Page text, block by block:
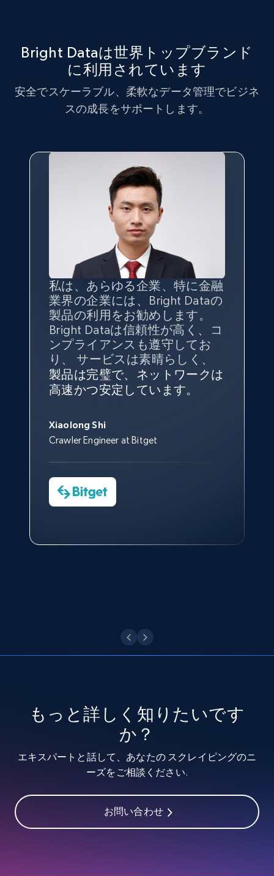
Bright Dataは世界トップブランド
に利用されています
安全でスケーラブル、柔軟なデータ管理でビジネ
スの成長をサポートします。
私は、あらゆる企業、特に金融
業界の企業には、Bright Dataの
製品の利用をお勧めします。
Bright Dataは信頼性が高く、コ
ンプライアンスも遵守してお
り、 サービスは素晴らしく、
製品は完璧で、ネットワークは
高速かつ安定しています。
Xiaolong Shi
Crawler Engineer at Bitget
インターネットから公開ウェブ
データを収集する機能なしで
は、ブランドがすべての媒体に
向けて紹介されたこと、またそ
の展開先を知りえることはでき
トなしでは急成長を遂げること
はできなかったでしょう。
Data Science Specialist
インターネットから公開ウェブ
データを収集する機能なしで
は、ブランドがすべての媒体に
向けて紹介されたこと、またそ
の展開先を知りえることはでき
ず、また、Bright Dataのサポー
トなしでは急成長を遂げること
はできなかったでしょう。
Sarah Melville
Media Director at YouGov Sport
私の経験から言えば、Bright
Dataのサービスは極めて貴重な
ものでした。Bright Dataのおか
げで、当社のニーズを満たすの
に十分な公開ウェブデータを収
サポートおよび開発スタッフの
おかげで、多くのプロセスを最
Charmagne Cruz
Head of Reporting & Analytics, Business
データの 質 と量を最大限に確
保することが最も重要であり、
そこでBright Dataとtgndataの
組み合わせが威力を発揮しま
す。
George Koutsoudopoulos
CEO at tgndata
今すぐ観る
信頼性に非常に感銘を受けてお
り、Bright Dataには全体的に大
変満足しています。アカウント
マネージャーとは定期的な連絡
ルートがあり、非常に協力的で
Yorgos Panzaris
CTO at Convert Group
Bright Dataとの提携には大変満
足しております。全てが順調
で、ネットワークは非常に 安定
しており、 カスタマーサービス
にも満足しています。 サポート
す。
Cheddi Rai
CEO at AdRetreaver
もっと詳しく知りたいです
か？
エキスパートと話して、あなたの スクレイピングのニ
ーズをご相談ください.
お問い合わせ